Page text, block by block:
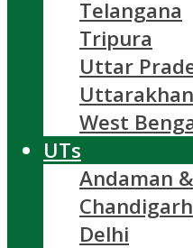
Telangana
Tripura
Uttar
West
UTs
Andaman
Chandigarh
Delhi